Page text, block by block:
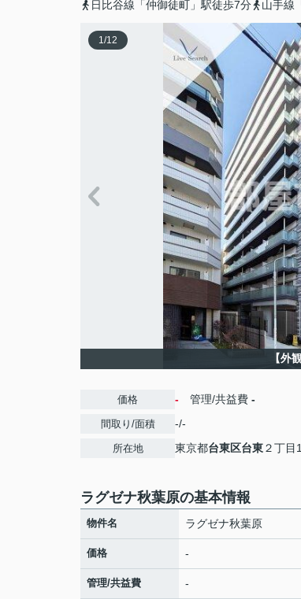
日比谷線「仲御徒町」駅徒歩7分
山手線
1/12
【外観
価格 - 管理/共益費 -
間取り/面積 -/-
所在地 東京都台東区台東２丁目
ラグゼナ秋葉原の基本情報
物件名 ラグゼナ秋葉原
価格 -
管理/共益費 -